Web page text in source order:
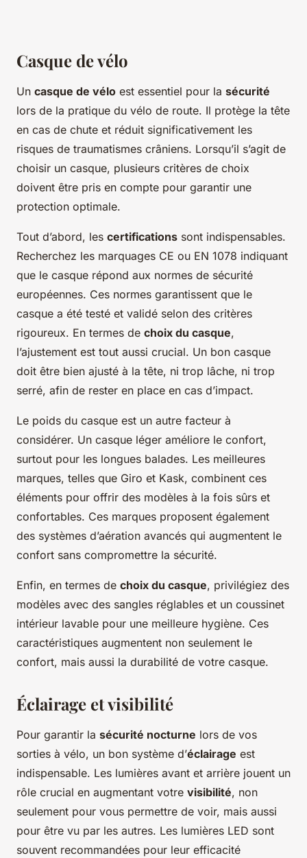
Casque de vélo
Un casque de vélo est essentiel pour la sécurité
lors de la pratique du vélo de route. Il protège la tête
en cas de chute et réduit significativement les
risques de traumatismes crâniens. Lorsqu’il s’agit de
choisir un casque, plusieurs critères de choix
doivent être pris en compte pour garantir une
protection optimale.
Tout d’abord, les certifications sont indispensables.
Recherchez les marquages CE ou EN 1078 indiquant
que le casque répond aux normes de sécurité
européennes. Ces normes garantissent que le
casque a été testé et validé selon des critères
rigoureux. En termes de choix du casque,
l’ajustement est tout aussi crucial. Un bon casque
doit être bien ajusté à la tête, ni trop lâche, ni trop
serré, afin de rester en place en cas d’impact.
Le poids du casque est un autre facteur à
considérer. Un casque léger améliore le confort,
surtout pour les longues balades. Les meilleures
marques, telles que Giro et Kask, combinent ces
éléments pour offrir des modèles à la fois sûrs et
confortables. Ces marques proposent également
des systèmes d’aération avancés qui augmentent le
confort sans compromettre la sécurité.
Enfin, en termes de choix du casque, privilégiez des
modèles avec des sangles réglables et un coussinet
intérieur lavable pour une meilleure hygiène. Ces
caractéristiques augmentent non seulement le
confort, mais aussi la durabilité de votre casque.
Éclairage et visibilité
Pour garantir la sécurité nocturne lors de vos
sorties à vélo, un bon système d’éclairage est
indispensable. Les lumières avant et arrière jouent un
rôle crucial en augmentant votre visibilité, non
seulement pour vous permettre de voir, mais aussi
pour être vu par les autres. Les lumières LED sont
souvent recommandées pour leur efficacité